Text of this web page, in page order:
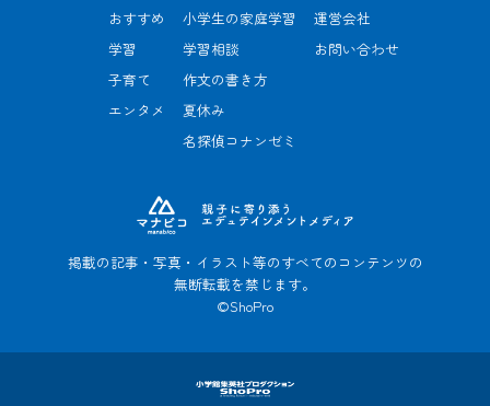
掲載の記事・写真・イラスト等のすべてのコンテンツの
無断転載を禁じます。
©ShoPro
おすすめ
学習
子育て
エンタメ
小学生の家庭学習
学習相談
作文の書き方
夏休み
名探偵コナンゼミ
運営会社
お問い合わせ